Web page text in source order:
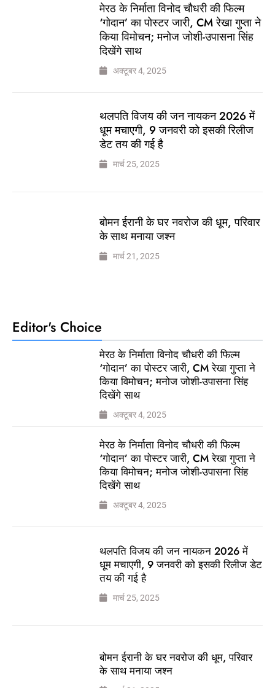
मेरठ के निर्माता विनोद चौधरी की फिल्म
‘गोदान’ का पोस्टर जारी, CM रेखा गुप्ता ने
किया विमोचन; मनोज जोशी-उपासना सिंह
दिखेंगे साथ
अक्टूबर 4, 2025
थलपति विजय की जन नायकन 2026 में
धूम मचाएगी, 9 जनवरी को इसकी रिलीज
डेट तय की गई है
मार्च 25, 2025
बोमन ईरानी के घर नवरोज की धूम, परिवार
के साथ मनाया जश्न
मार्च 21, 2025
Editor's Choice
मेरठ के निर्माता विनोद चौधरी की फिल्म
‘गोदान’ का पोस्टर जारी, CM रेखा गुप्ता ने
किया विमोचन; मनोज जोशी-उपासना सिंह
दिखेंगे साथ
अक्टूबर 4, 2025
मेरठ के निर्माता विनोद चौधरी की फिल्म
‘गोदान’ का पोस्टर जारी, CM रेखा गुप्ता ने
किया विमोचन; मनोज जोशी-उपासना सिंह
दिखेंगे साथ
अक्टूबर 4, 2025
थलपति विजय की जन नायकन 2026 में
धूम मचाएगी, 9 जनवरी को इसकी रिलीज डेट
तय की गई है
मार्च 25, 2025
बोमन ईरानी के घर नवरोज की धूम, परिवार
के साथ मनाया जश्न